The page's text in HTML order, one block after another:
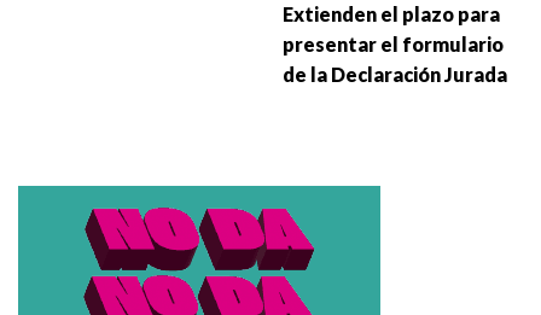
Extienden el plazo para
presentar el formulario
de la Declaración Jurada